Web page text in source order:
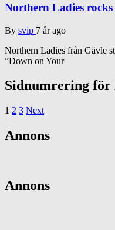
Northern Ladies rocks
By svip 7 år ago
Northern Ladies från Gävle
”Down on Your
Sidnumrering för
1 2 3 Next
Annons
Annons